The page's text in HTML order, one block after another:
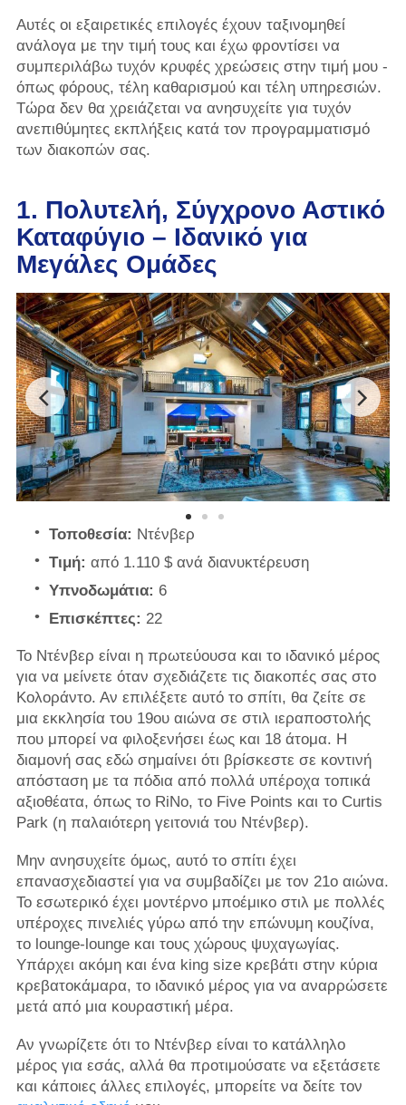
Αυτές οι εξαιρετικές επιλογές έχουν ταξινομηθεί
ανάλογα με την τιμή τους και έχω φροντίσει να
συμπεριλάβω τυχόν κρυφές χρεώσεις στην τιμή μου -
όπως φόρους, τέλη καθαρισμού και τέλη υπηρεσιών.
Τώρα δεν θα χρειάζεται να ανησυχείτε για τυχόν
ανεπιθύμητες εκπλήξεις κατά τον προγραμματισμό
των διακοπών σας.
1. Πολυτελή, Σύγχρονο Αστικό
Καταφύγιο – Ιδανικό για
Μεγάλες Ομάδες
Τοποθεσία: Ντένβερ
Τιμή: από 1.110 $ ανά διανυκτέρευση
Υπνοδωμάτια: 6
Επισκέπτες: 22
Το Ντένβερ είναι η πρωτεύουσα και το ιδανικό μέρος
για να μείνετε όταν σχεδιάζετε τις διακοπές σας στο
Κολοράντο. Αν επιλέξετε αυτό το σπίτι, θα ζείτε σε
μια εκκλησία του 19ου αιώνα σε στιλ ιεραποστολής
που μπορεί να φιλοξενήσει έως και 18 άτομα. Η
διαμονή σας εδώ σημαίνει ότι βρίσκεστε σε κοντινή
απόσταση με τα πόδια από πολλά υπέροχα τοπικά
αξιοθέατα, όπως το RiNo, το Five Points και το Curtis
Park (η παλαιότερη γειτονιά του Ντένβερ).
Μην ανησυχείτε όμως, αυτό το σπίτι έχει
επανασχεδιαστεί για να συμβαδίζει με τον 21ο αιώνα.
Το εσωτερικό έχει μοντέρνο μποέμικο στιλ με πολλές
υπέροχες πινελιές γύρω από την επώνυμη κουζίνα,
το lounge-lounge και τους χώρους ψυχαγωγίας.
Υπάρχει ακόμη και ένα king size κρεβάτι στην κύρια
κρεβατοκάμαρα, το ιδανικό μέρος για να αναρρώσετε
μετά από μια κουραστική μέρα.
Αν γνωρίζετε ότι το Ντένβερ είναι το κατάλληλο
μέρος για εσάς, αλλά θα προτιμούσατε να εξετάσετε
και κάποιες άλλες επιλογές, μπορείτε να δείτε τον